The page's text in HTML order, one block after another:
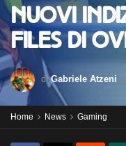
Nuovi
Files di
di Gabriele Atzeni
Home News Gaming